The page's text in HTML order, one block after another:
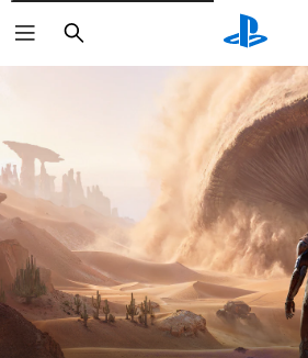
Buscar